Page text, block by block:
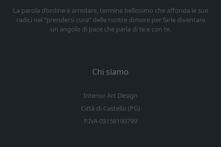
La parola d’ordine è arredare, termine bellissimo che affonda le sue
radici nel “prendersi cura” delle nostre dimore per farle diventare
un angolo di pace che parla di te e con te.
Chi siamo
Interior Art Design
Città di Castello (PG)
P.IVA 03156190799